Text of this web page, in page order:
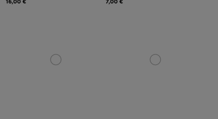
16,00 € 7,00 €